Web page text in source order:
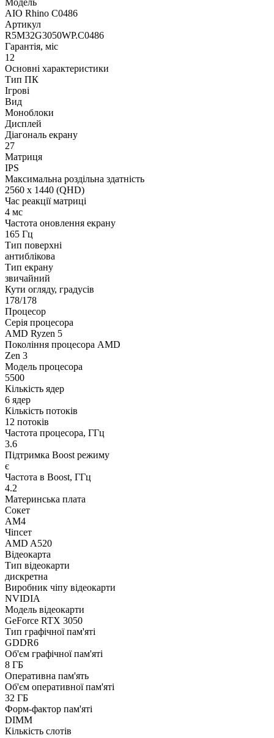
Модель
AIO Rhino C0486
Артикул
R5M32G3050WP.C0486
Гарантія, міс
12
Основні характеристики
Тип ПК
Ігрові
Вид
Моноблоки
Дисплей
Діагональ екрану
27
Матриця
IPS
Максимальна роздільна здатність
2560 x 1440 (QHD)
Час реакції матриці
4 мс
Частота оновлення екрану
165 Гц
Тип поверхні
антиблікова
Тип екрану
звичайний
Кути огляду, градусів
178/178
Процесор
Серія процесора
AMD Ryzen 5
Покоління процесора AMD
Zen 3
Модель процесора
5500
Кількість ядер
6 ядер
Кількість потоків
12 потоків
Частота процесора, ГГц
3.6
Підтримка Boost режиму
є
Частота в Boost, ГГц
4.2
Материнська плата
Сокет
AM4
Чіпсет
AMD A520
Відеокарта
Тип відеокарти
дискретна
Виробник чіпу відеокарти
NVIDIA
Модель відеокарти
GeForce RTX 3050
Тип графічної пам'яті
GDDR6
Об'єм графічної пам'яті
8 ГБ
Оперативна пам'ять
Об'єм оперативної пам'яті
32 ГБ
Форм-фактор пам'яті
DIMM
Кількість слотів